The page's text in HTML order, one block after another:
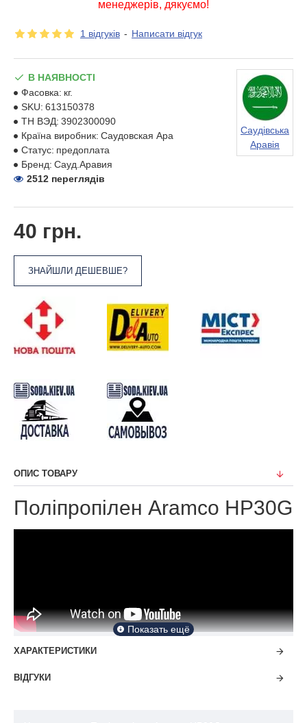
менеджерів, дякуємо!
1 відгуків - Написати відгук
40 грн.
ЗНАЙШЛИ ДЕШЕВШЕ?
В НАЯВНОСТІ
Фасовка: кг.
SKU: 613150378
ТН ВЭД: 3902300090
Країна виробник: Саудовская Ара
Статус: предоплата
Бренд: Сауд.Аравия
Саудівська
Аравія
2512 переглядів
ОПИС ТОВАРУ
Поліпропілен Aramco HP30G
ХАРАКТЕРИСТИКИ
ВІДГУКИ